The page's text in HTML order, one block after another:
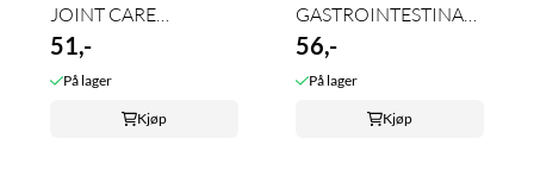
JOINT CARE
(CHICKEN) 370g
51,-
På lager
Kjøp
GASTROINTESTINAL
BIOME (CHICKEN)
370g
56,-
På lager
Kjøp